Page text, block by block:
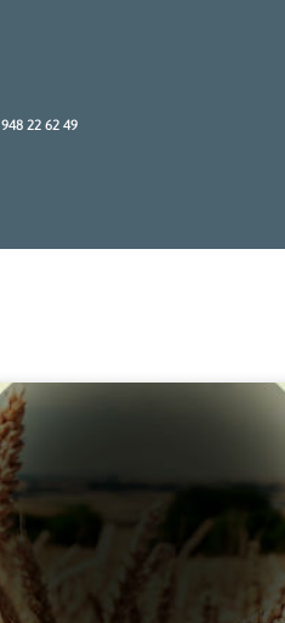
948 22 62 49